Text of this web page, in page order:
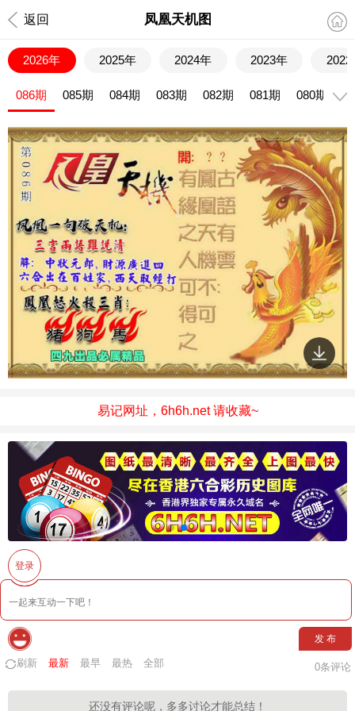
返回 凤凰天机图
2026年 2025年 2024年 2023年 2022
086期 085期 084期 083期 082期 081期 080期
易记网址，6h6h.net 请收藏~
登录
发 布
刷新 最新 最早 最热 全部 0条评论
还没有评论呢，多多讨论才能总结！